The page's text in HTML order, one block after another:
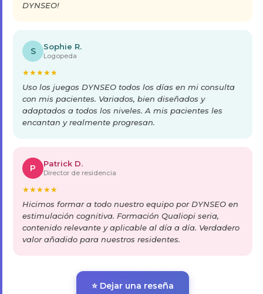
DYNSEO!
S Sophie R.
Logopeda
★★★★★
Uso los juegos DYNSEO todos los días en mi consulta
con mis pacientes. Variados, bien diseñados y
adaptados a todos los niveles. A mis pacientes les
encantan y realmente progresan.
P Patrick D.
Director de residencia
★★★★★
Hicimos formar a todo nuestro equipo por DYNSEO en
estimulación cognitiva. Formación Qualiopi seria,
contenido relevante y aplicable al día a día. Verdadero
valor añadido para nuestros residentes.
⭐ Dejar una reseña